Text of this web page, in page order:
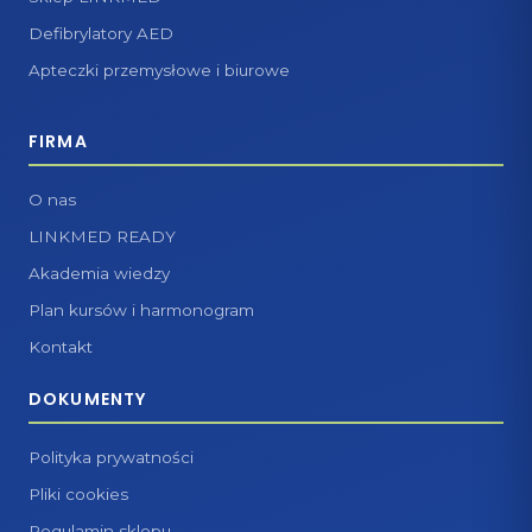
Defibrylatory AED
Apteczki przemysłowe i biurowe
FIRMA
O nas
LINKMED READY
Akademia wiedzy
Plan kursów i harmonogram
Kontakt
DOKUMENTY
Polityka prywatności
Pliki cookies